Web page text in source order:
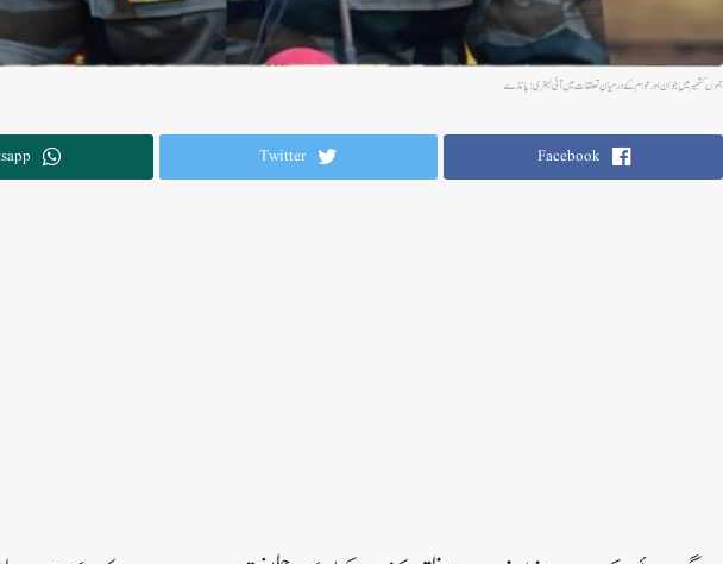
جموں کشمیر میں جوان اور عوام کے درمیان تعلقات میں آئی بہتری:پانڈے
Facebook
Twitter